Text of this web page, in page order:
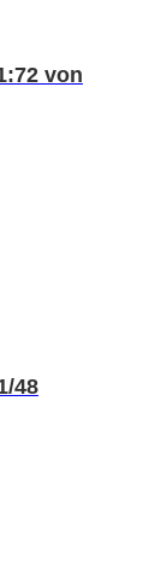
von
48